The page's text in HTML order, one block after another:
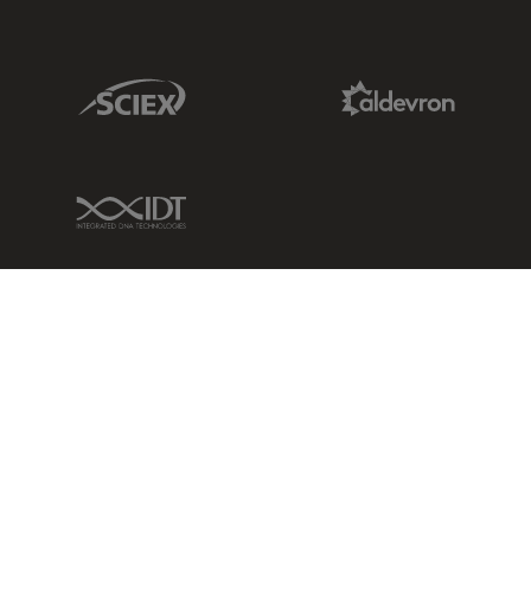
Sciex Link
IDT Link